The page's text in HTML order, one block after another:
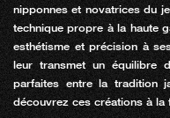
nipponnes et novatrices du
technique propre à la haute
esthétisme et précision à
leur transmet un équilibre
parfaites entre la tradition
découvrez ces créations à